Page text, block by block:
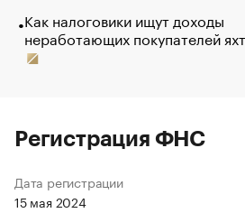
Как налоговики ищут доходы
неработающих покупателей
Регистрация ФНС
Дата регистрации
15 мая 2024